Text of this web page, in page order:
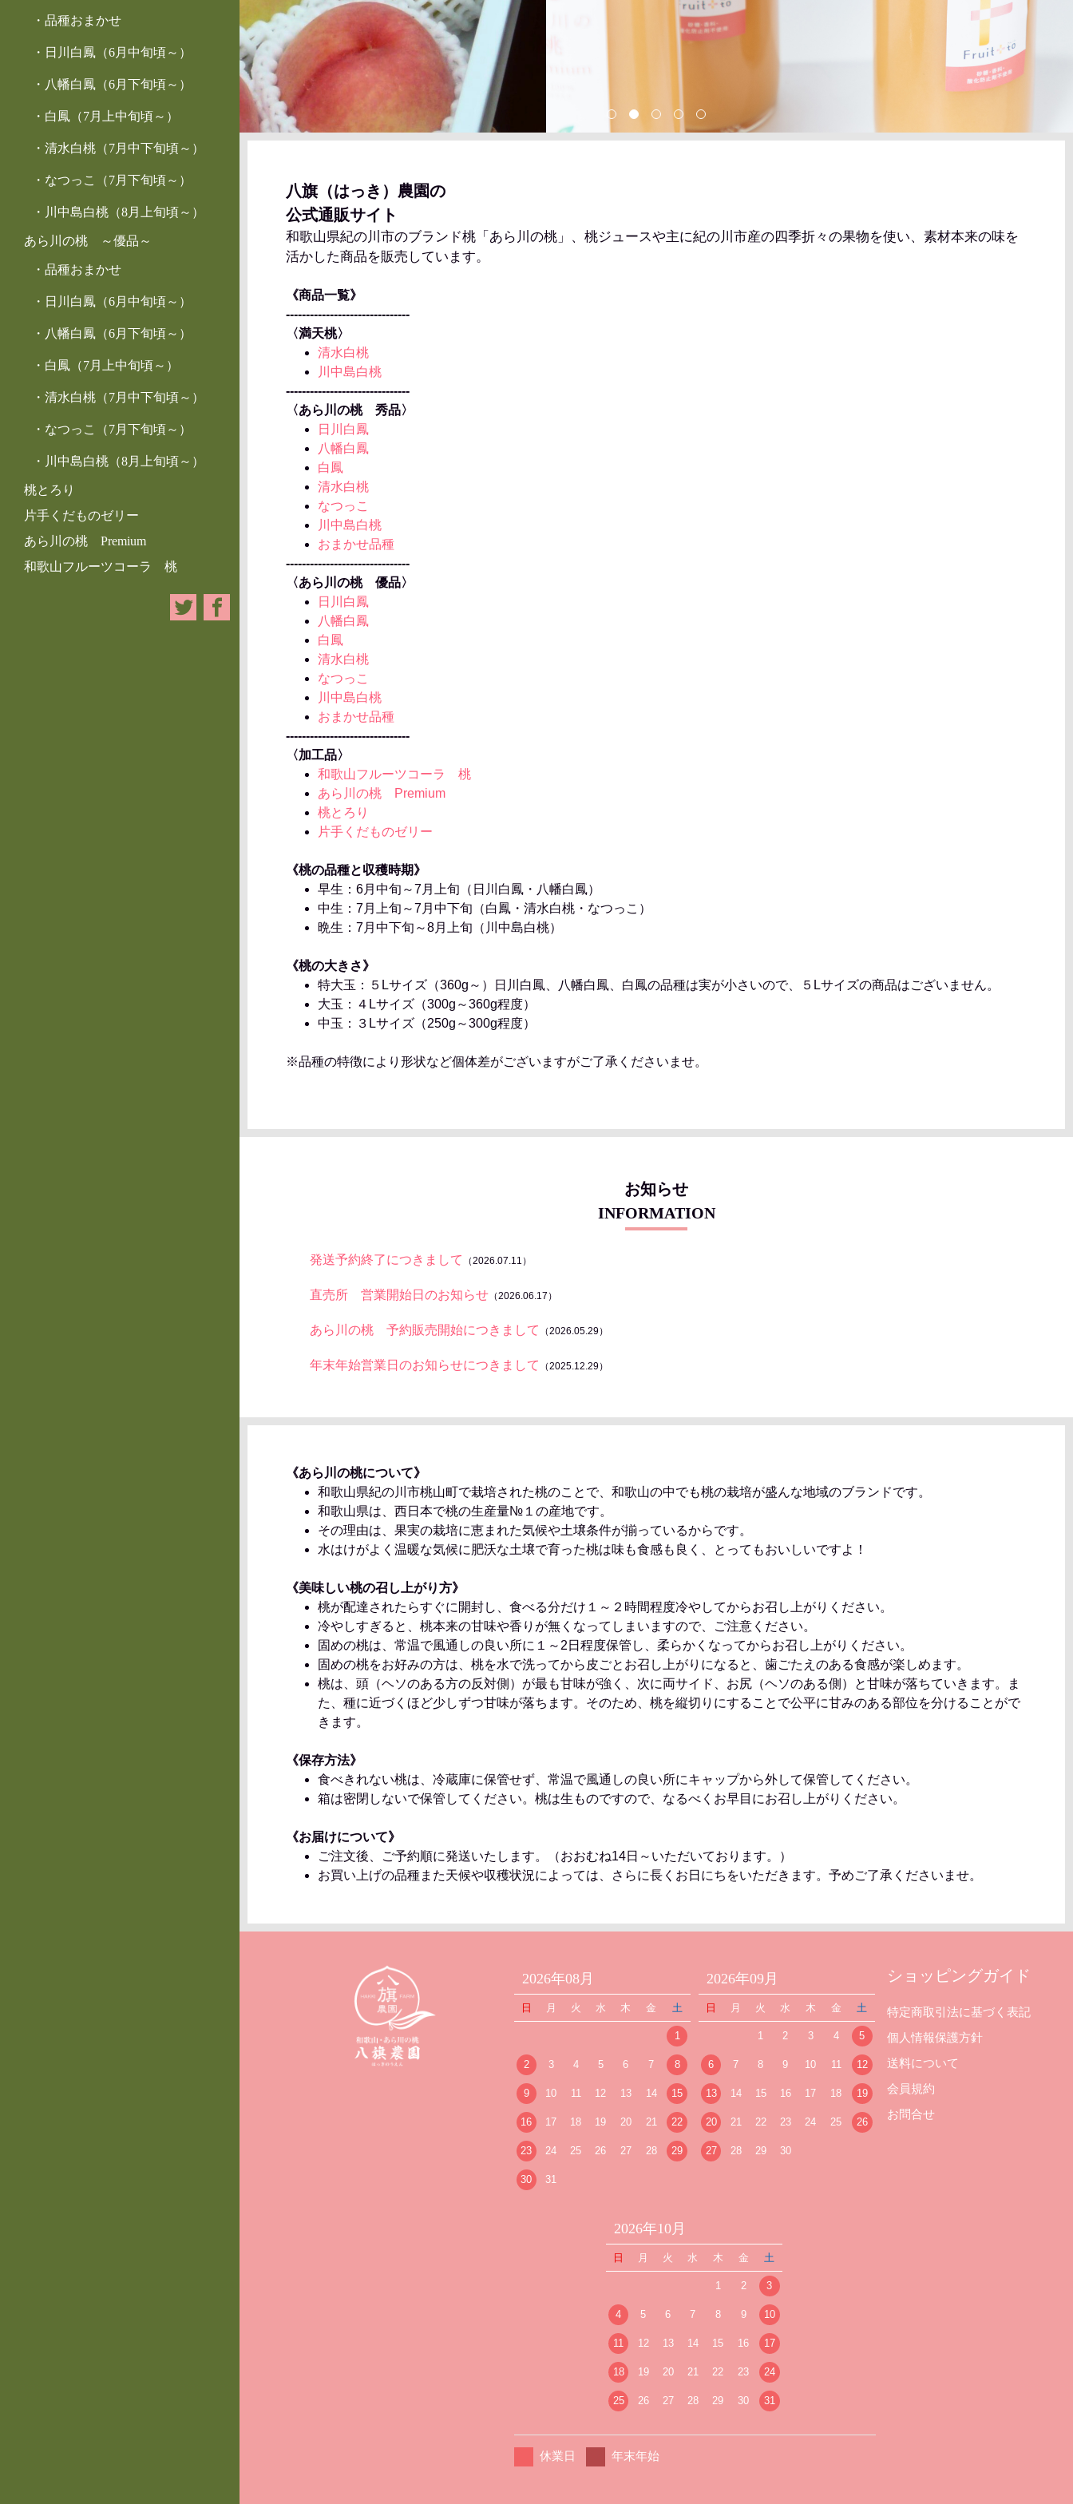
品種おまかせ
日川白鳳（6月中旬頃～）
八幡白鳳（6月下旬頃～）
白鳳（7月上中旬頃～）
清水白桃（7月中下旬頃～）
なつっこ（7月下旬頃～）
川中島白桃（8月上旬頃～）
あら川の桃 ～優品～
品種おまかせ
日川白鳳（6月中旬頃～）
八幡白鳳（6月下旬頃～）
白鳳（7月上中旬頃～）
清水白桃（7月中下旬頃～）
なつっこ（7月下旬頃～）
川中島白桃（8月上旬頃～）
桃とろり
片手くだものゼリー
あら川の桃 Premium
和歌山フルーツコーラ 桃
八旗（はっき）農園の
公式通販サイト
和歌山県紀の川市のブランド桃「あら川の桃」、桃ジュースや主に紀の川市産の四季折々の果物を使い、素材本来の味を
活かした商品を販売しています。
《商品一覧》
-------------------------------
〈満天桃〉
清水白桃
川中島白桃
-------------------------------
〈あら川の桃 秀品〉
日川白鳳
八幡白鳳
白鳳
清水白桃
なつっこ
川中島白桃
おまかせ品種
-------------------------------
〈あら川の桃 優品〉
日川白鳳
八幡白鳳
白鳳
清水白桃
なつっこ
川中島白桃
おまかせ品種
-------------------------------
〈加工品〉
和歌山フルーツコーラ 桃
あら川の桃 Premium
桃とろり
片手くだものゼリー
《桃の品種と収穫時期》
早生：6月中旬～7月上旬（日川白鳳・八幡白鳳）
中生：7月上旬～7月中下旬（白鳳・清水白桃・なつっこ）
晩生：7月中下旬～8月上旬（川中島白桃）
《桃の大きさ》
特大玉：５Lサイズ（360g～）日川白鳳、八幡白鳳、白鳳の品種は実が小さいので、５Lサイズの商品はございません。
大玉：４Lサイズ（300g～360g程度）
中玉：３Lサイズ（250g～300g程度）
※品種の特徴により形状など個体差がございますがご了承くださいませ。
お知らせ
INFORMATION
発送予約終了につきまして （2026.07.11）
直売所 営業開始日のお知らせ（2026.06.17）
あら川の桃 予約販売開始につきまして （2026.05.29）
年末年始営業日のお知らせにつきまして （2025.12.29）
《あら川の桃について》
和歌山県紀の川市桃山町で栽培された桃のことで、和歌山の中でも桃の栽培が盛んな地域のブランドです。
和歌山県は、西日本で桃の生産量№１の産地です。
その理由は、果実の栽培に恵まれた気候や土壌条件が揃っているからです。
水はけがよく温暖な気候に肥沃な土壌で育った桃は味も食感も良く、とってもおいしいですよ！
《美味しい桃の召し上がり方》
桃が配達されたらすぐに開封し、食べる分だけ１～２時間程度冷やしてからお召し上がりください。
冷やしすぎると、桃本来の甘味や香りが無くなってしまいますので、ご注意ください。
固めの桃は、常温で風通しの良い所に１～2日程度保管し、柔らかくなってからお召し上がりください。
固めの桃をお好みの方は、桃を水で洗ってから皮ごとお召し上がりになると、歯ごたえのある食感が楽しめます。
桃は、頭（ヘソのある方の反対側）が最も甘味が強く、次に両サイド、お尻（ヘソのある側）と甘味が落ちていきます。ま
た、種に近づくほど少しずつ甘味が落ちます。そのため、桃を縦切りにすることで公平に甘みのある部位を分けることがで
きます。
《保存方法》
食べきれない桃は、冷蔵庫に保管せず、常温で風通しの良い所にキャップから外して保管してください。
箱は密閉しないで保管してください。桃は生ものですので、なるべくお早目にお召し上がりください。
《お届けについて》
ご注文後、ご予約順に発送いたします。（おおむね14日～いただいております。）
お買い上げの品種また天候や収穫状況によっては、さらに長くお日にちをいただきます。予めご了承くださいませ。
2026年08月
日 月 火 水 木 金 土
1
2 3 4 5 6 7 8
9 10 11 12 13 14 15
16 17 18 19 20 21 22
23 24 25 26 27 28 29
30 31
2026年09月
日 月 火 水 木 金 土
1 2 3 4 5
6 7 8 9 10 11 12
13 14 15 16 17 18 19
20 21 22 23 24 25 26
27 28 29 30
2026年10月
日 月 火 水 木 金 土
1 2 3
4 5 6 7 8 9 10
11 12 13 14 15 16 17
18 19 20 21 22 23 24
25 26 27 28 29 30 31
休業日 年末年始
ショッピングガイド
特定商取引法に基づく表記
個人情報保護方針
送料について
会員規約
お問合せ